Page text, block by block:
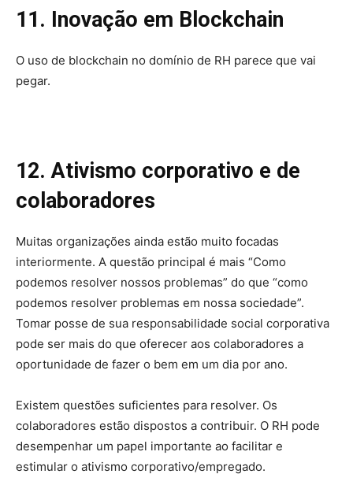
11. Inovação em Blockchain
O uso de blockchain no domínio de RH parece que vai
pegar.
12. Ativismo corporativo e de
colaboradores
Muitas organizações ainda estão muito focadas
interiormente. A questão principal é mais “Como
podemos resolver nossos problemas” do que “como
podemos resolver problemas em nossa sociedade”.
Tomar posse de sua responsabilidade social corporativa
pode ser mais do que oferecer aos colaboradores a
oportunidade de fazer o bem em um dia por ano.
Existem questões suficientes para resolver. Os
colaboradores estão dispostos a contribuir. O RH pode
desempenhar um papel importante ao facilitar e
estimular o ativismo corporativo/empregado.